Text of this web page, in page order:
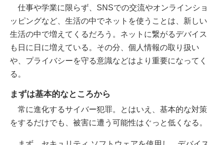
仕事や学業に限らず、SNSでの交流やオンラインショ
ッピングなど、生活の中でネットを使うことは、新しい
生活の中で増えてくるだろう。ネットに繋がるデバイス
も日に日に増えている。その分、個人情報の取り扱い
や、プライバシーを守る意識などはより重要になってく
る。
まずは基本的なところから
常に進化するサイバー犯罪。とはいえ、基本的な対策
をするだけでも、被害に遭う可能性はぐっと低くなる。